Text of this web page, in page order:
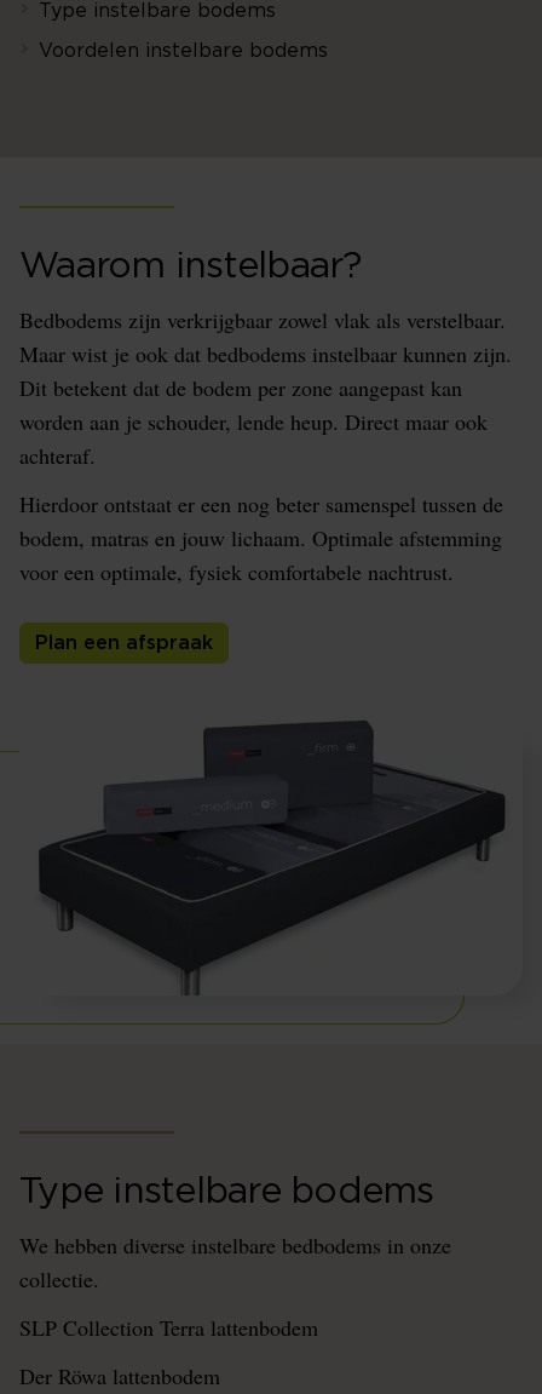
Type instelbare bodems
Voordelen instelbare bodems
Waarom instelbaar?
Bedbodems zijn verkrijgbaar zowel vlak als verstelbaar.
Maar wist je ook dat bedbodems instelbaar kunnen zijn.
Dit betekent dat de bodem per zone aangepast kan
worden aan je schouder, lende heup. Direct maar ook
achteraf.
Hierdoor ontstaat er een nog beter samenspel tussen de
bodem, matras en jouw lichaam. Optimale afstemming
voor een optimale, fysiek comfortabele nachtrust.
Plan een afspraak
Type instelbare bodems
We hebben diverse instelbare bedbodems in onze
collectie.
SLP Collection Terra lattenbodem
Der Röwa lattenbodem